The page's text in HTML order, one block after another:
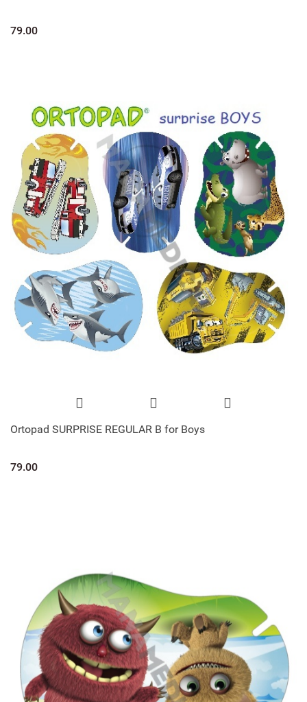
79.00
Ortopad SURPRISE REGULAR B for Boys
79.00